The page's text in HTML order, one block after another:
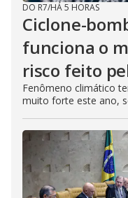
DO R7/HÁ 5 HORAS
Ciclone-
funciona o
risco feito
Fenômeno climático
muito forte este ano,